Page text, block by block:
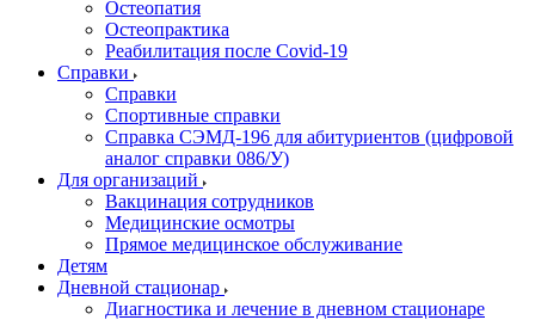
Остеопатия
Остеопрактика
Реабилитация после Covid-19
Справки
Справки
Спортивные справки
Справка СЭМД‑196 для абитуриентов (цифровой
аналог справки 086/У)
Для организаций
Вакцинация сотрудников
Медицинские осмотры
Прямое медицинское обслуживание
Детям
Дневной стационар
Диагностика и лечение в дневном стационаре